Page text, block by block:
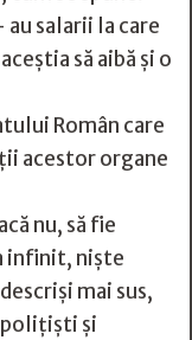
salarii la care
să aibă și o
Român care
acestor organe
nu, să fie
infinit, niște
mai sus,
poliţişti și